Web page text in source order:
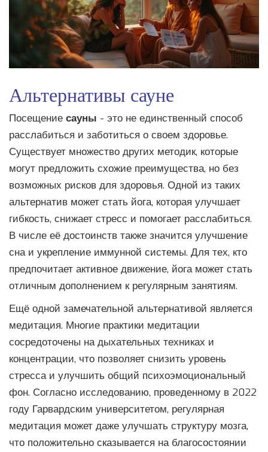
Альтернативы сауне
Посещение сауны - это не единственный способ
расслабиться и заботиться о своем здоровье.
Существует множество других методик, которые
могут предложить схожие преимущества, но без
возможных рисков для здоровья. Одной из таких
альтернатив может стать йога, которая улучшает
гибкость, снижает стресс и помогает расслабиться.
В числе её достоинств также значится улучшение
сна и укрепление иммунной системы. Для тех, кто
предпочитает активное движение, йога может стать
отличным дополнением к регулярным занятиям.
Ещё одной замечательной альтернативой является
медитация. Многие практики медитации
сосредоточены на дыхательных техниках и
концентрации, что позволяет снизить уровень
стресса и улучшить общий психоэмоциональный
фон. Согласно исследованию, проведенному в 2022
году Гарвардским университетом, регулярная
медитация может даже улучшать структуру мозга,
что положительно сказывается на благосостоянии